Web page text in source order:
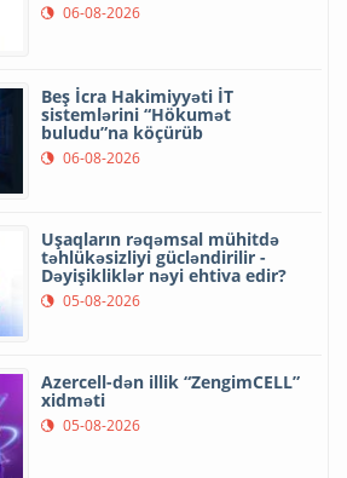
06-08-2026
Beş İcra Hakimiyyəti İT
sistemlərini “Hökumət
buludu”na köçürüb
06-08-2026
Uşaqların rəqəmsal mühitdə
təhlükəsizliyi gücləndirilir -
Dəyişikliklər nəyi ehtiva edir?
05-08-2026
Azercell-dən illik “ZengimCELL”
xidməti
05-08-2026